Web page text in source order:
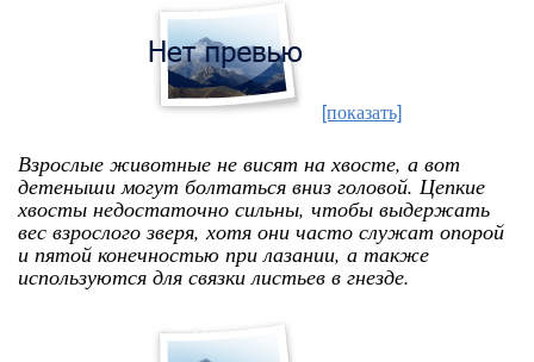
[показать]
Взрослые животные не висят на хвосте, а вот
детеныши могут болтаться вниз головой. Цепкие
хвосты недостаточно сильны, чтобы выдержать
вес взрослого зверя, хотя они часто служат опорой
и пятой конечностью при лазании, а также
используются для связки листьев в гнезде.